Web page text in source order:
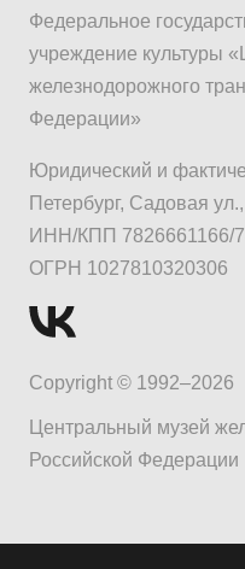
Федеральное
учреждение культуры
железнодорожного
Федерации»
Юридический и
Петербург, Садовая
ИНН/КПП 7826661166/
ОГРН 1027810320306
Copyright © 1992–2026
Центральный музей
Российской Федерации